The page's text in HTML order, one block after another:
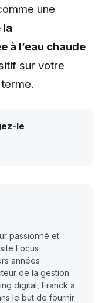
une
la
à l’eau chaude
sur votre
le
passionné et
Focus
années
de la gestion
digital, Franck a
le but de fournir